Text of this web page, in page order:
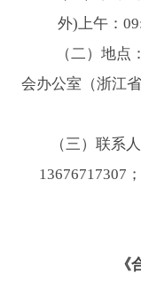
外)上午：
（二）地
会办公室（浙江
（三）联系
13676717307
《